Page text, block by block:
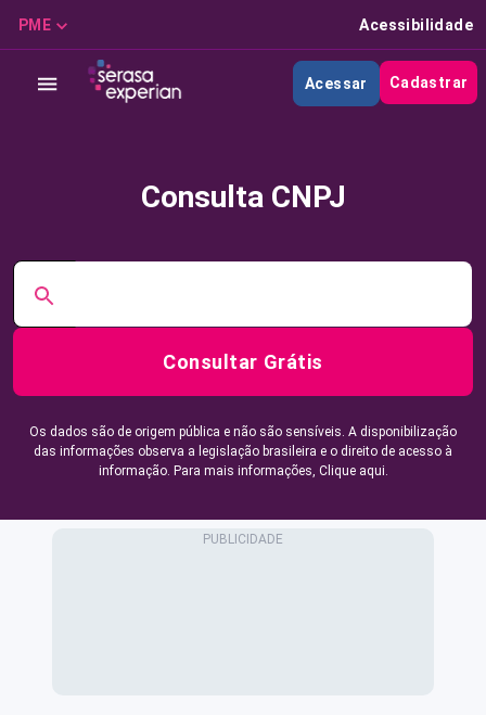
PME Acessibilidade
Acessar Cadastrar
Consulta CNPJ
Consultar Grátis
Os dados são de origem pública e não são sensíveis. A disponibilização
das informações observa a legislação brasileira e o direito de acesso à
informação. Para mais informações, Clique aqui.